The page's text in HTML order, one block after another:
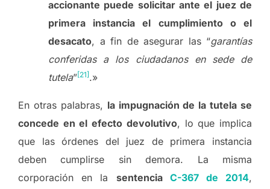
accionante puede solicitar ante el juez de
primera instancia el cumplimiento o el
desacato, a fin de asegurar las “garantías
conferidas a los ciudadanos en sede de
tutela”[21] .»
En otras palabras, la impugnación de la tutela se
concede en el efecto devolutivo, lo que implica
que las órdenes del juez de primera instancia
deben cumplirse sin demora. La misma
corporación en la sentenciaC-367 de 2014,